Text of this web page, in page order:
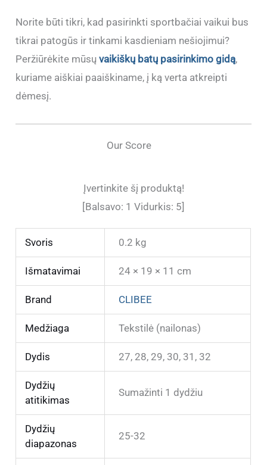
Norite būti tikri, kad pasirinkti sportbačiai vaikui bus
tikrai patogūs ir tinkami kasdieniam nešiojimui?
Peržiūrėkite mūsųvaikiškų batų pasirinkimo gidą,
kuriame aiškiai paaiškiname, į ką verta atkreipti
dėmesį.
Our Score
Įvertinkite šį produktą!
[Balsavo: 1 Vidurkis: 5]
Svoris 0.2 kg
Išmatavimai 24 × 19 × 11 cm
Brand CLIBEE
Medžiaga Tekstilė (nailonas)
Dydis 27, 28, 29, 30, 31, 32
Dydžių
atitikimas
Sumažinti 1 dydžiu
Dydžių
diapazonas
25-32